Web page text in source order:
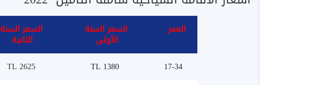
العمر السعر السنة
الأولى
السعر السنة
الثانية
17-34
2625 TL